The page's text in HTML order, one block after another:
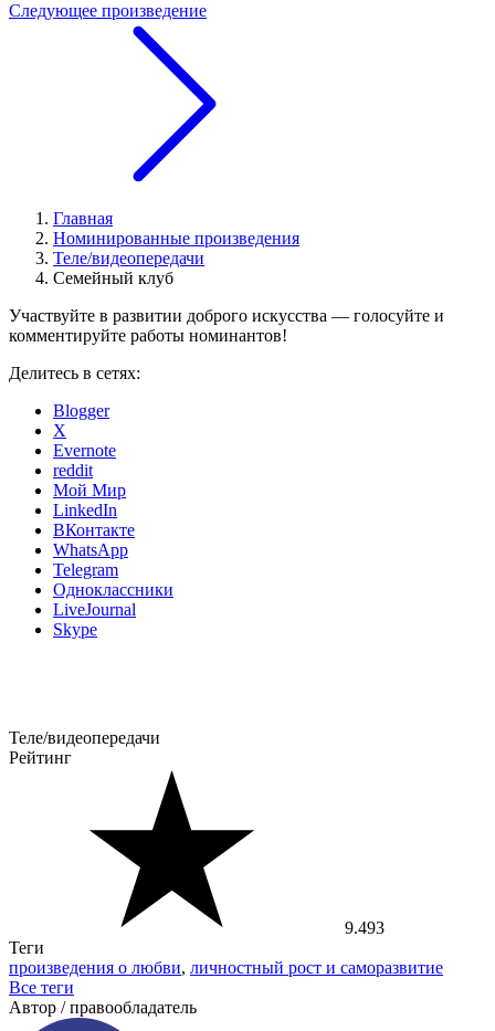
Следующее произведение
Главная
Номинированные произведения
Теле/видеопередачи
Семейный клуб
Участвуйте в развитии доброго искусства — голосуйте и
комментируйте работы номинантов!
Делитесь в сетях:
Blogger
X
Evernote
reddit
Мой Мир
LinkedIn
ВКонтакте
WhatsApp
Telegram
Одноклассники
LiveJournal
Skype
Теле/видеопередачи
Рейтинг
9.493
Теги
произведения о любви, личностный рост и саморазвитие
Все теги
Автор / правообладатель